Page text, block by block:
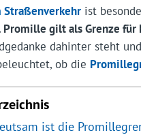
Straßenverkehrist
Promille gilt als Grenze für
dahinter steht
ob die
ist die